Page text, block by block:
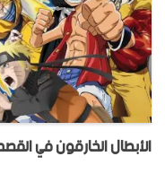
الأبطال الخارقون في